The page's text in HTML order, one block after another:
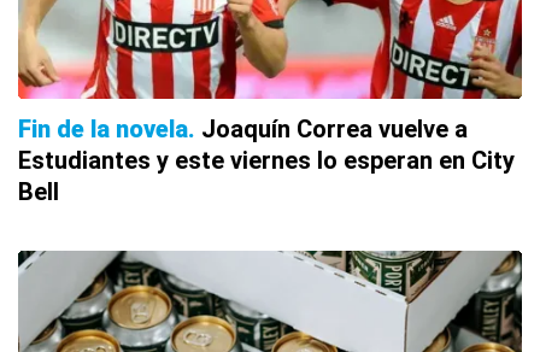
Fin de la novela Joaquín Correa vuelve a
Estudiantes y este viernes lo esperan en City
Bell